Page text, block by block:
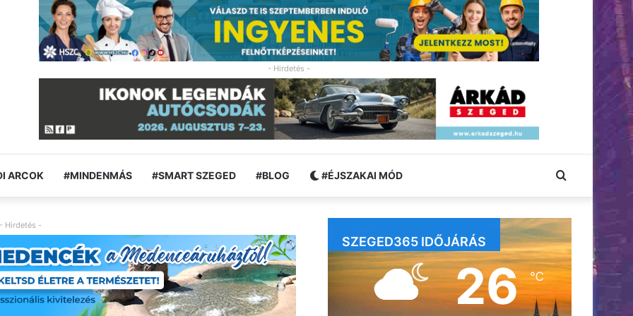
- Hirdetés -
ARCOK #MINDENMÁS #SMART SZEGED #BLOG #ÉJSZAKAI MÓD Keresés:
- Hirdetés -
SZEGED365 IDŐJÁRÁS
26℃